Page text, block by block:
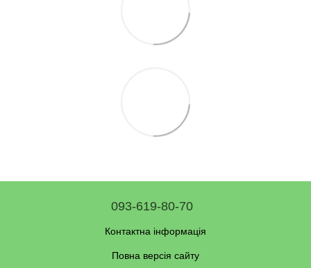
093-619-80-70
Контактна інформація
Повна версія сайту